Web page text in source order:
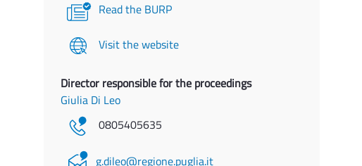
Read the BURP
Visit the website
Director responsible for the proceedings
Giulia Di Leo
0805405635
g.dileo@regione.puglia.it